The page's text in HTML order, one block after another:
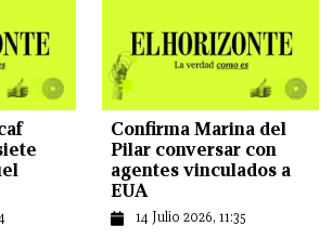
Confirma Marina del
Pilar conversar con
agentes vinculados a
EUA
14 Julio 2026, 11:35